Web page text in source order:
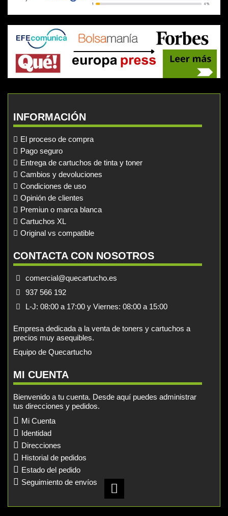
INFORMACIÓN
El proceso de compra
Pago seguro
Entrega de cartuchos de tinta y toner
Cambios y devoluciones
Condiciones de uso
Opinión de clientes
Premiun o marca blanca
Cartuchos XL
Original vs compatible
CONTACTA CON NOSOTROS
comercial@quecartucho.es
937 566 192
L-J: 08:00 a 17:00 y Viernes: 08:00 a 15:00
Empresa dedicada a la venta de toners y cartuchos a
precios muy asequibles.
Equipo de Quecartucho
MI CUENTA
Bienvenido a tu cuenta. Desde aquí puedes administrar
tus direcciones y pedidos.
Mi Cuenta
Identidad
Direcciones
Historial de pedidos
Estado del pedido
Seguimiento de envíos